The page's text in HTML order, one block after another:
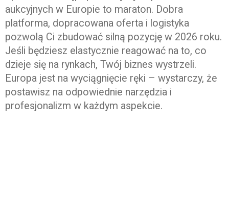
aukcyjnych w Europie to maraton. Dobra
platforma, dopracowana oferta i logistyka
pozwolą Ci zbudować silną pozycję w 2026 roku.
Jeśli będziesz elastycznie reagować na to, co
dzieje się na rynkach, Twój biznes wystrzeli.
Europa jest na wyciągnięcie ręki – wystarczy, że
postawisz na odpowiednie narzędzia i
profesjonalizm w każdym aspekcie.